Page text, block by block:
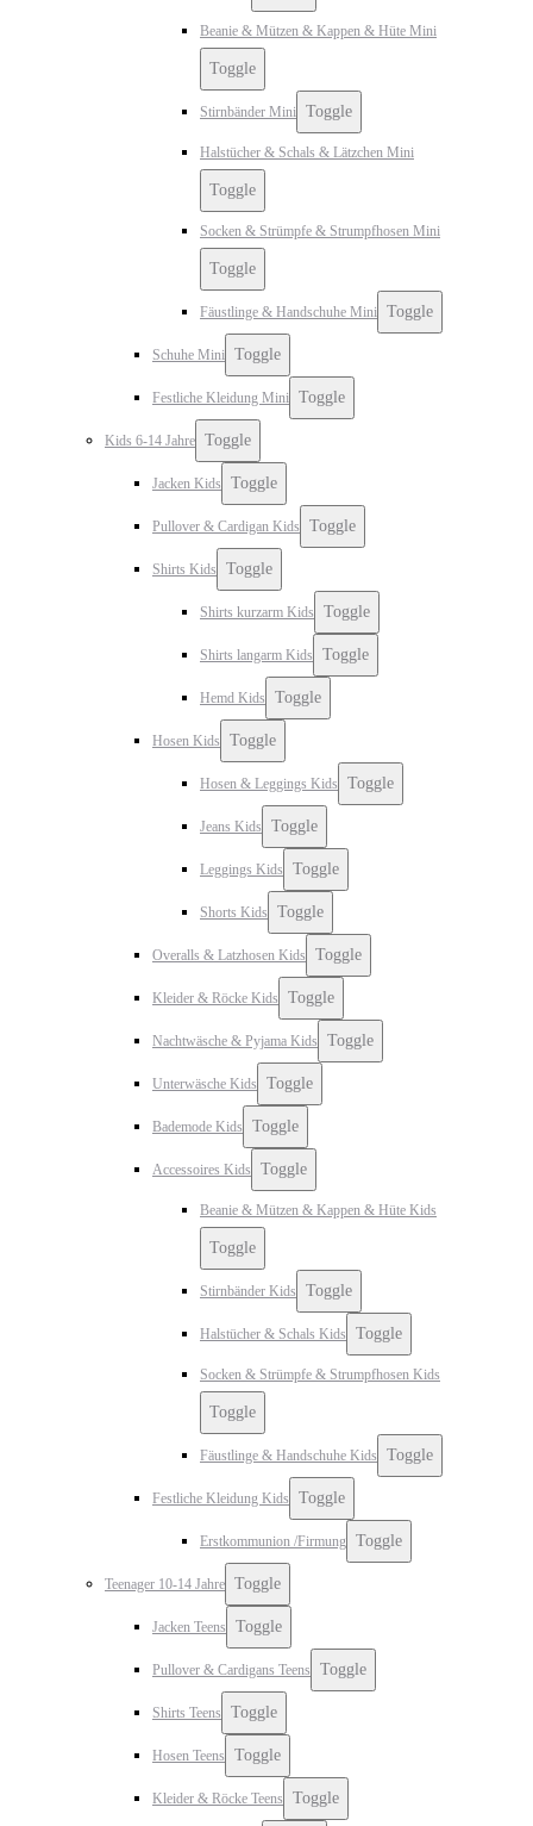
Beanie & Mützen & Kappen & Hüte Mini
Toggle
Stirnbänder Mini Toggle
Halstücher & Schals & Lätzchen Mini
Toggle
Socken & Strümpfe & Strumpfhosen Mini
Toggle
Fäustlinge & Handschuhe Mini Toggle
Schuhe Mini Toggle
Festliche Kleidung Mini Toggle
Kids 6-14 Jahre Toggle
Jacken Kids Toggle
Pullover & Cardigan Kids Toggle
Shirts Kids Toggle
Shirts kurzarm Kids Toggle
Shirts langarm Kids Toggle
Hemd Kids Toggle
Hosen Kids Toggle
Hosen & Leggings Kids Toggle
Jeans Kids Toggle
Leggings Kids Toggle
Shorts Kids Toggle
Overalls & Latzhosen Kids Toggle
Kleider & Röcke Kids Toggle
Nachtwäsche & Pyjama Kids Toggle
Unterwäsche Kids Toggle
Bademode Kids Toggle
Accessoires Kids Toggle
Beanie & Mützen & Kappen & Hüte Kids
Toggle
Stirnbänder Kids Toggle
Halstücher & Schals Kids Toggle
Socken & Strümpfe & Strumpfhosen Kids
Toggle
Fäustlinge & Handschuhe Kids Toggle
Festliche Kleidung Kids Toggle
Erstkommunion /Firmung Toggle
Teenager 10-14 Jahre Toggle
Jacken Teens Toggle
Pullover & Cardigans Teens Toggle
Shirts Teens Toggle
Hosen Teens Toggle
Kleider & Röcke Teens Toggle